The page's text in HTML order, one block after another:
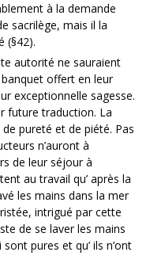
à la demande
sacrilège, mais il la
(§42).
autorité ne sauraient
offert en leur
exceptionnelle sagesse.
future traduction. La
pureté et de piété. Pas
n’auront à
de leur séjour à
au travail qu’ après la
les mains dans la mer
intrigué par cette
de se laver les mains
pures et qu’ ils n’ont